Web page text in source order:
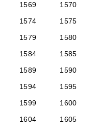
1569
1570
1574
1575
1579
1580
1584
1585
1589
1590
1594
1595
1599
1600
1604
1605